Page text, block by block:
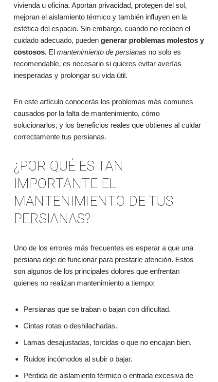
vivienda u oficina. Aportan privacidad, protegen del sol,
mejoran el aislamiento térmico y también influyen en la
estética del espacio. Sin embargo, cuando no reciben el
cuidado adecuado, puedengenerar problemas molestos y
costosos. El mantenimiento de persianas no solo es
recomendable, es necesario si quieres evitar averías
inesperadas y prolongar su vida útil.
En este artículo conocerás los problemas más comunes
causados por la falta de mantenimiento, cómo
solucionarlos, y los beneficios reales que obtienes al cuidar
correctamente tus persianas.
¿POR QUÉ ES TAN
IMPORTANTE EL
MANTENIMIENTO DE TUS
PERSIANAS?
Uno de los errores más frecuentes es esperar a que una
persiana deje de funcionar para prestarle atención. Estos
son algunos de los principales dolores que enfrentan
quienes no realizan mantenimiento a tiempo:
Persianas que se traban o bajan con dificultad.
Cintas rotas o deshilachadas.
Lamas desajustadas, torcidas o que no encajan bien.
Ruidos incómodos al subir o bajar.
Pérdida de aislamiento térmico o entrada excesiva de